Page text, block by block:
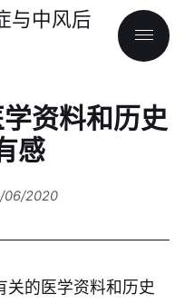
与中风后
资料和历史
感
06/2020
关的医学资料和历史